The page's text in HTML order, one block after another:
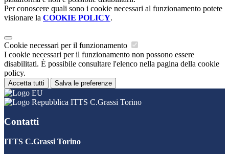
Per conoscere quali sono i cookie necessari al funzionamento potete
visionare la COOKIE POLICY.
Cookie necessari per il funzionamento
I cookie necessari per il funzionamento non possono essere
disabilitati. È possibile consultare l'elenco nella pagina della cookie
policy.
Accetta tutti Salva le preferenze
ITTS C.Grassi Torino
Contatti
ITTS C.Grassi Torino